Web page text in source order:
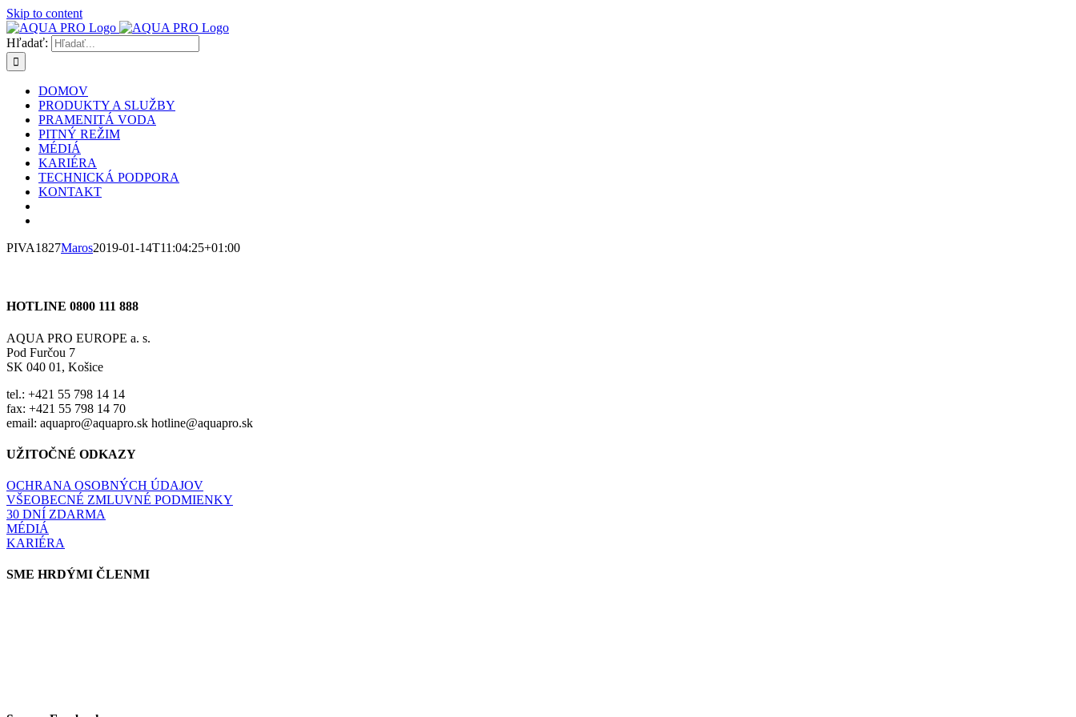
Skip to content
Hľadať:
DOMOV
PRODUKTY A SLUŽBY
PRAMENITÁ VODA
PITNÝ REŽIM
MÉDIÁ
KARIÉRA
TECHNICKÁ PODPORA
KONTAKT
PIVA1827Maros2019-01-14T11:04:25+01:00
HOTLINE 0800 111 888
AQUA PRO EUROPE a. s.
Pod Furčou 7
SK 040 01, Košice
tel.: +421 55 798 14 14
fax: +421 55 798 14 70
email: aquapro@aquapro.sk hotline@aquapro.sk
UŽITOČNÉ ODKAZY
OCHRANA OSOBNÝCH ÚDAJOV
VŠEOBECNÉ ZMLUVNÉ PODMIENKY
30 DNÍ ZDARMA
MÉDIÁ
KARIÉRA
SME HRDÝMI ČLENMI